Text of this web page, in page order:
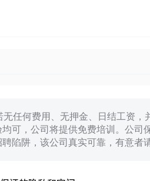
任何费用、无押金、日结工资，
可，公司将提供免费培训。公司
陷阱，该公司真实可靠，有意者